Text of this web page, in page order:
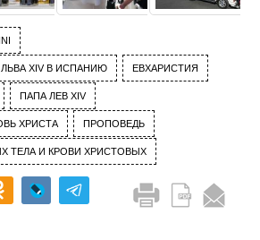
XIV В ИСПАНИЮ ЕВХАРИСТИЯ
ПАПА ЛЕВ XIV
ХРИСТА ПРОПОВЕДЬ
ТЕЛА И КРОВИ ХРИСТОВЫХ